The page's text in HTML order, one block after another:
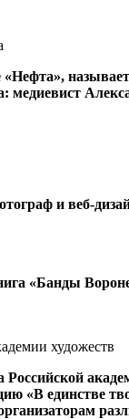
медиевист
и веб-
«Банды
художеств
«В единстве